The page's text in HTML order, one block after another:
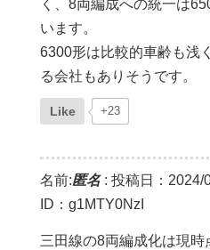
く、8両編成への統一は
います。
6300形は比較的車齢も浅
る会社もありそうです。
Like +23
名前:匿名: 投稿日：2024/
ID：g1MTY0NzI
三田線の8両編成化は現